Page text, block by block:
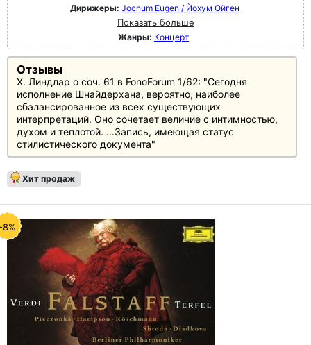
Дирижеры: Jochum Eugen / Йохум Ойген
Показать больше
Жанры: Концерт
Отзывы
Х. Линдлар о соч. 61 в FonoForum 1/62: "Сегодня
исполнение Шнайдерхана, вероятно, наиболее
сбалансированное из всех существующих
интерпретаций. Оно сочетает величие с интимностью,
духом и теплотой. ...Запись, имеющая статус
стилистического документа"
Хит продаж
8%